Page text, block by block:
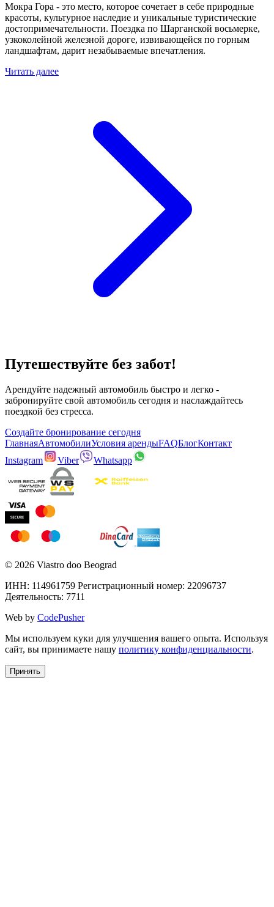
Мокра Гора - это место, которое сочетает в себе природные
красоты, культурное наследие и уникальные туристические
достопримечательности. Поездка по Шарганской восьмерке,
узкоколейной железной дороге, извивающейся по горным
ландшафтам, дарит незабываемые впечатления.
Читать далее
Путешествуйте без забот!
Арендуйте надежный автомобиль быстро и легко -
забронируйте свой автомобиль сегодня и наслаждайтесь
поездкой без стресса.
Создайте бронирование сегодня
ГлавнаяАвтомобилиУсловия арендыFAQБлогКонтакт
Instagram
Viber Whatsapp
© 2026 Viastro doo Beograd
ИНН: 114961759 Регистрационный номер: 22096737
Деятельность: 7711
Web by CodePusher
Мы используем куки для улучшения вашего опыта. Используя
сайт, вы принимаете нашу политику конфиденциальности.
Принять